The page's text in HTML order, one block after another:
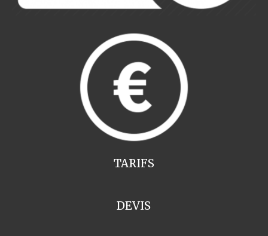
TARIFS
DEVIS